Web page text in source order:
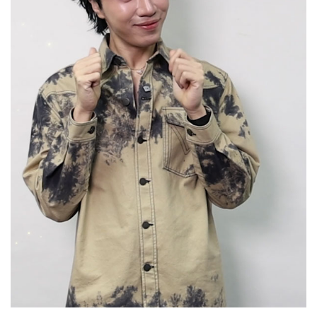
07-08-2569
Her in Frame เธอในภาพนั้น